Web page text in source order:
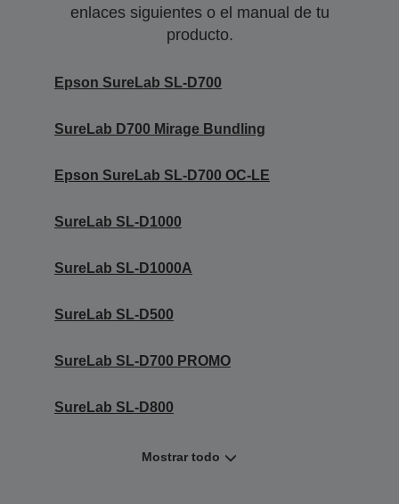
enlaces siguientes o el manual de tu
producto.
Epson SureLab SL-D700
SureLab D700 Mirage Bundling
Epson SureLab SL-D700 OC-LE
SureLab SL-D1000
SureLab SL-D1000A
SureLab SL-D500
SureLab SL-D700 PROMO
SureLab SL-D800
Mostrar todo